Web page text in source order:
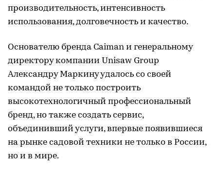
производительность, интенсивность
использования, долговечность и качество.
Основателю бренда Caiman и генеральному
директору компании Unisaw Group
Александру Маркину удалось со своей
командой не только построить
высокотехнологичный профессиональный
бренд, но также создать сервис,
объединивший услуги, впервые появившиеся
на рынке садовой техники не только в России,
но и в мире.